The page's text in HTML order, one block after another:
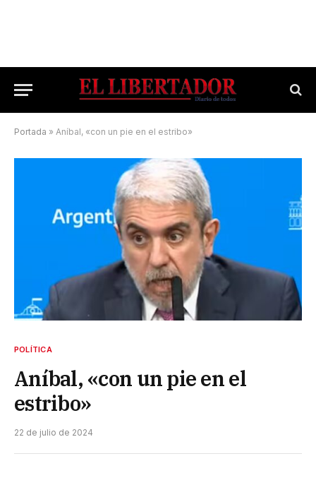
Portada » Aníbal, «con un pie en el estribo»
POLÍTICA
Aníbal, «con un pie en el
estribo»
22 de julio de 2024